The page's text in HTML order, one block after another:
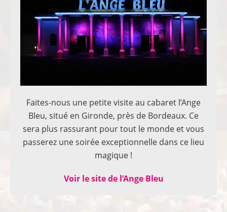
Faites-nous une petite visite au cabaret l’Ange
Bleu, situé en Gironde, près de Bordeaux. Ce
sera plus rassurant pour tout le monde et vous
passerez une soirée exceptionnelle dans ce lieu
magique !
Voir le site de l’Ange Bleu